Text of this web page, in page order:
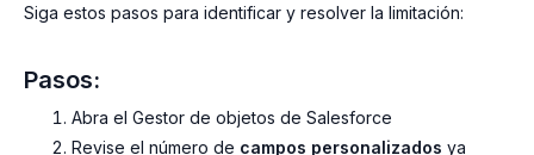
Siga estos pasos para identificar y resolver la limitación:
Pasos:
Abra el Gestor de objetos de Salesforce
Revise el número de campos personalizados ya